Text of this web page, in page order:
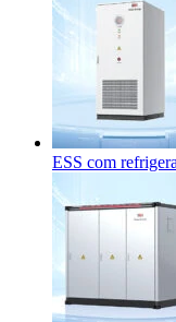
ESS com